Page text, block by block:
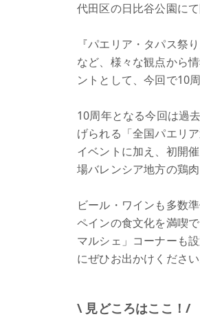
代田区の日比谷公園にて
『パエリア・タパス祭
など、様々な観点から
ントとして、今回で10
10周年となる今回は過
げられる「全国パエリ
イベントに加え、初開
場バレンシア地方の鶏
ビール・ワインも多数
ペインの食文化を満喫
マルシェ」コーナーも
にぜひお出かけください
\ 見どころはここ！/